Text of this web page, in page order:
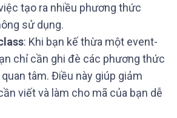
tạo ra nhiều phương thức
sử dụng.
: Khi bạn kế thừa một event-
chỉ cần ghi đè các phương thức
tâm. Điều này giúp giảm
viết và làm cho mã của bạn dễ